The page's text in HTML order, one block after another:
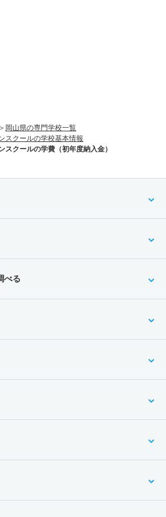
岡山県の専門学校一覧
スクールの学校基本情報
スクールの学費（初年度納入金）
べる